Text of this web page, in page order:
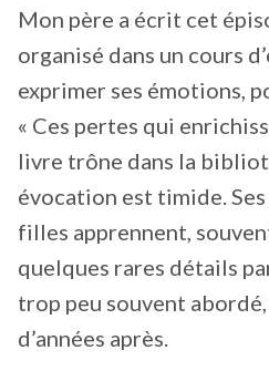
Mon père a écrit cet
organisé dans un cours
exprimer ses émotions,
« Ces pertes qui
livre trône dans la
évocation est timide.
filles apprennent,
quelques rares détails
trop peu souvent
d’années après.